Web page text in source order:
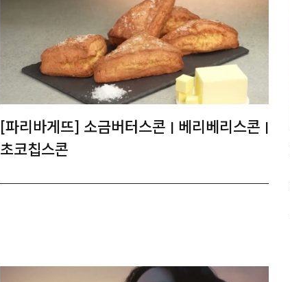
[파리바게뜨] 소금버터스콘 | 베리베리스콘 |
초코칩스콘